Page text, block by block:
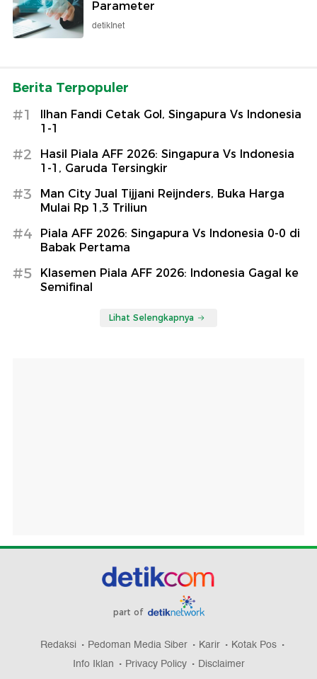
Parameter
detikInet
Berita Terpopuler
#1
Ilhan Fandi Cetak Gol, Singapura Vs Indonesia
1-1
#2
Hasil Piala AFF 2026: Singapura Vs Indonesia
1-1, Garuda Tersingkir
#3
Man City Jual Tijjani Reijnders, Buka Harga
Mulai Rp 1,3 Triliun
#4
Piala AFF 2026: Singapura Vs Indonesia 0-0 di
Babak Pertama
#5
Klasemen Piala AFF 2026: Indonesia Gagal ke
Semifinal
Lihat Selengkapnya
part of
Redaksi Pedoman Media Siber Karir
Kotak Pos
Info Iklan
Privacy Policy Disclaimer